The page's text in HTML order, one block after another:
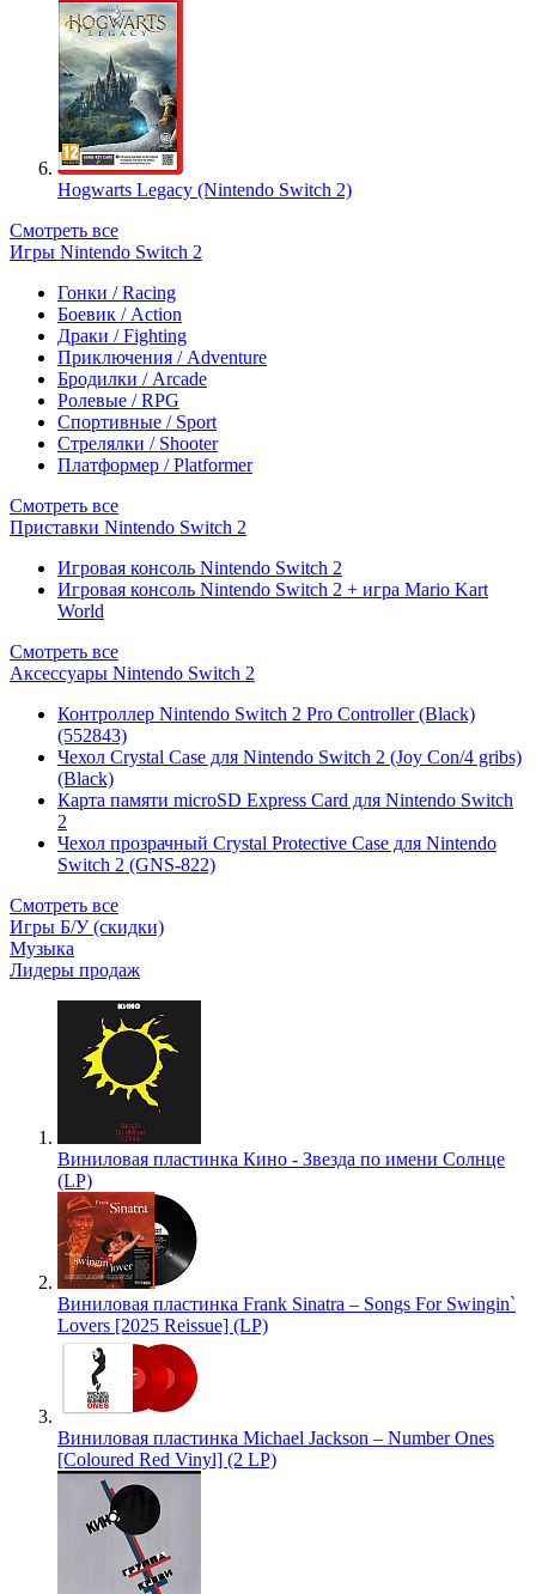
Hogwarts Legacy (Nintendo Switch 2)
Смотреть все
Игры Nintendo Switch 2
Гонки / Racing
Боевик / Action
Драки / Fighting
Приключения / Adventure
Бродилки / Arcade
Ролевые / RPG
Спортивные / Sport
Стрелялки / Shooter
Платформер / Platformer
Смотреть все
Приставки Nintendo Switch 2
Игровая консоль Nintendo Switch 2
Игровая консоль Nintendo Switch 2 + игра Mario Kart
World
Смотреть все
Аксессуары Nintendo Switch 2
Контроллер Nintendo Switch 2 Pro Controller (Black)
(552843)
Чехол Сrystal Сase для Nintendo Switch 2 (Joy Con/4 gribs)
(Black)
Карта памяти microSD Express Card для Nintendo Switch
2
Чехол прозрачный Crystal Protective Case для Nintendo
Switch 2 (GNS-822)
Смотреть все
Игры Б/У (скидки)
Музыка
Лидеры продаж
Виниловая пластинка Кино - Звезда по имени Солнце
(LP)
Виниловая пластинка Frank Sinatra – Songs For Swingin`
Lovers [2025 Reissue] (LP)
Виниловая пластинка Michael Jackson – Number Ones
[Coloured Red Vinyl] (2 LP)